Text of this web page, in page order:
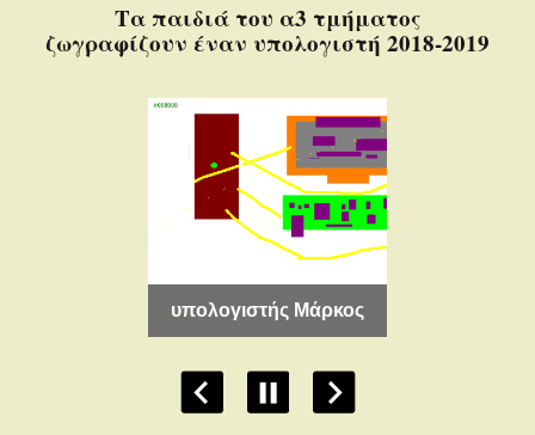
Τα παιδιά του α3 τμήματος
ζωγραφίζουν έναν υπολογιστή 2018-2019
υπολογιστής Μάρκος